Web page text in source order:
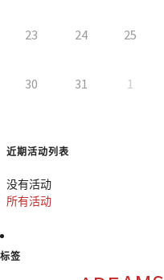
23 24 25
30 31 1
近期活动列表
没有活动
所有活动
标签